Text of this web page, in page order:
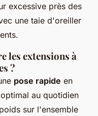
excessive près des
une taie d'oreiller
les extensions à
?
pose rapide en
au quotidien
sur l'ensemble